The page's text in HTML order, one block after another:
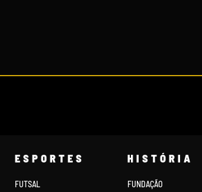
ESPORTES
FUTSAL
HISTÓRIA
FUNDAÇÃO